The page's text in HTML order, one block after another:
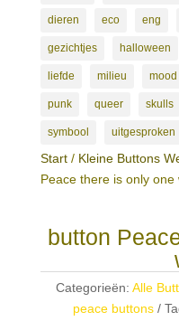
dieren eco eng
gezichtjes halloween
liefde milieu mood
punk queer skulls
symbool uitgesproken
Start/ Kleine Buttons
Peace there is only one
button
Categorieën: Alle
peace buttons